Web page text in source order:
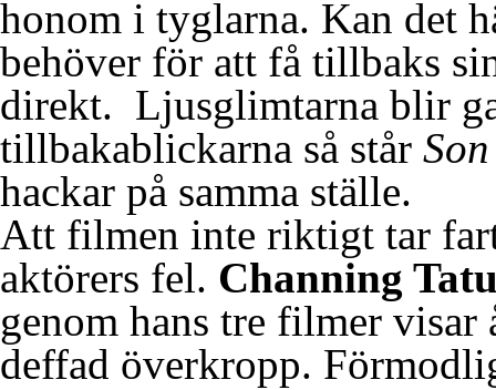
honom i tyglarna. Kan det
behöver för att få tillbaks
direkt. Ljusglimtarna blir
tillbakablickarna så står
hackar på samma ställe.
Att filmen inte riktigt tar
aktörers fel. Channing
genom hans tre filmer visar
deffad överkropp.